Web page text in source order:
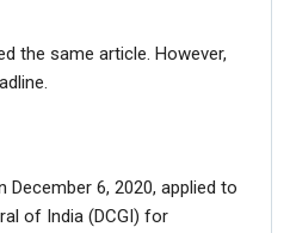
the same article. However,
6, 2020, applied to
of India (DCGI) for